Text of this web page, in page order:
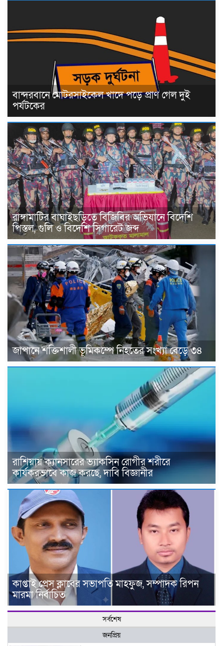
বান্দরবানে মোটরসাইকেল খাদে পড়ে প্রাণ গেল দুই
পর্যটকের
রাঙ্গামাটির বাঘাইছড়িতে বিজিবির অভিযানে বিদেশি
পিস্তল, গুলি ও বিদেশি সিগারেট জব্দ
জাপানে শক্তিশালী ভূমিকম্পে নিহতের সংখ্যা বেড়ে ৩৪
রাশিয়ায় ক্যানসারের ভ্যাকসিন রোগীর শরীরে
কার্যকরভাবে কাজ করছে, দাবি বিজ্ঞানীর
কাপ্তাই প্রেস ক্লাবের সভাপতি মাহফুজ, সম্পাদক রিপন
মারমা নির্বাচিত
সর্বশেষ
জনপ্রিয়